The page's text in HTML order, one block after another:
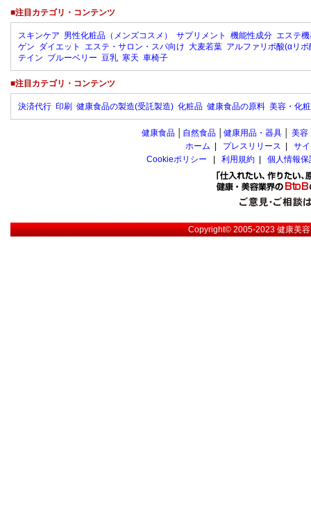
■注目カテゴリ・コンテンツ
スキンケア 男性化粧品（メンズコスメ） サプリメント 機能性成分 エステ
ゲン ダイエット エステ・サロン・スパ向け 大麦若葉 アルファリポ酸(αリポ
テイン ブルーベリー 豆乳 寒天 車椅子
■注目カテゴリ・コンテンツ
決済代行 印刷 健康食品の製造(受託製造) 化粧品 健康食品の原料 美容・化
健康食品 自然食品 健康用品・器具 美容
ホーム
プレスリリース
サ
Cookieポリシー
利用規約 個人情報
Copyright© 2005-2023健康美